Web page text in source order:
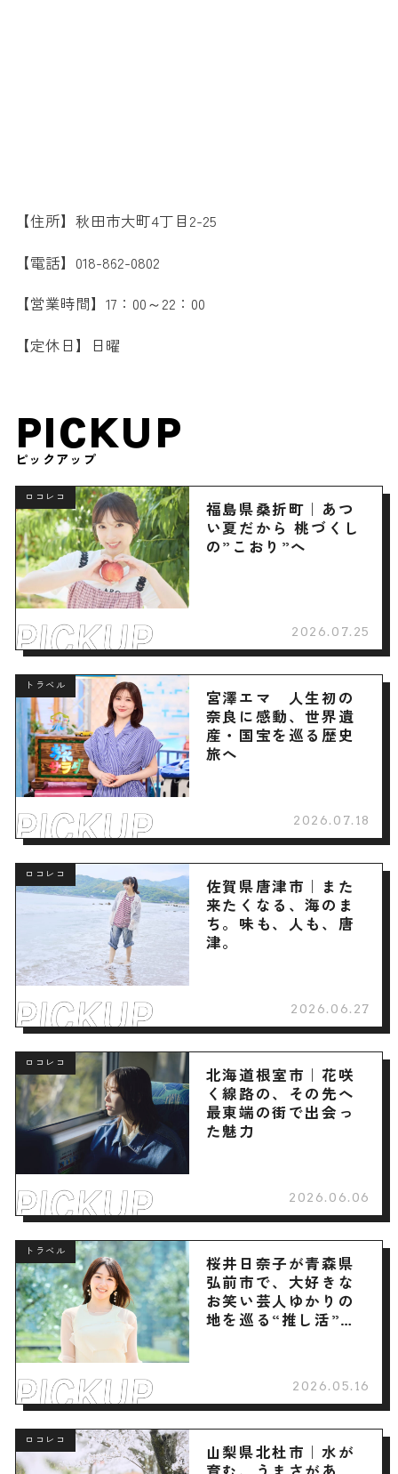
【住所】秋田市大町4丁目2-25
【電話】018-862-0802
【営業時間】17：00～22：00
【定休日】日曜
PICKUP
ピックアップ
ロコレコ
福島県桑折町｜あつ
い夏だから 桃づくし
の”こおり”へ
2026.07.25
トラベル
宮澤エマ 人生初の
奈良に感動、世界遺
産・国宝を巡る歴史
旅へ
2026.07.18
ロコレコ
佐賀県唐津市｜また
来たくなる、海のま
ち。味も、人も、唐
津。
2026.06.27
ロコレコ
北海道根室市｜花咲
く線路の、その先へ
最東端の街で出会っ
た魅力
2026.06.06
トラベル
桜井日奈子が青森県
弘前市で、大好きな
お笑い芸人ゆかりの
地を巡る“推し活”旅
2026.05.16
ロコレコ
山梨県北杜市｜水が